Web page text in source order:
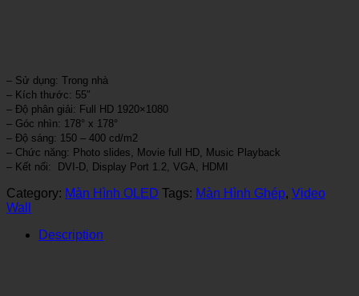
– Sử dụng: Trong nhà
– Kích thước: 55″
– Độ phân giải: Full HD 1920×1080
– Góc nhìn: 178° x 178°
– Độ sáng: 150 – 400 cd/m2
– Chức năng: Photo slides, Movie full HD, Music Playback
– Kết nối: DVI-D, Display Port 1.2, VGA, HDMI
Category: Màn Hình OLED Tags: Màn Hình Ghép, Video
Wall
Description